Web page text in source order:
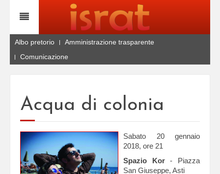
Albo pretorio
Amministrazione trasparente
Comunicazione
Acqua di colonia
Sabato 20 gennaio
2018, ore 21
Spazio Kor- Piazza
San Giuseppe, Asti